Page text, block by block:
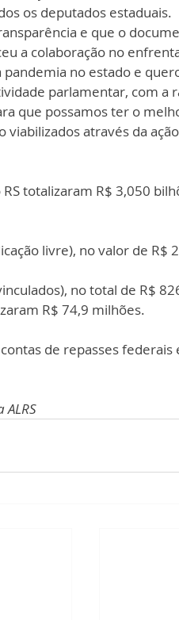
os deputados estaduais.
e que o
a colaboração no
pandemia no estado e
parlamentar, com a
que possamos ter o
através da
totalizaram R$ 3,050
livre), no valor de R$
no total de R$
R$ 74,9 milhões.
de repasses federais